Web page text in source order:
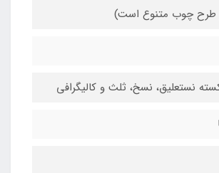
چوب متنوع است)
نستعلیق، نسخ، ثلث و کالیگرافی